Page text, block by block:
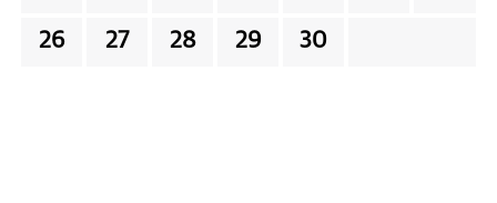
26 27 28 29 30